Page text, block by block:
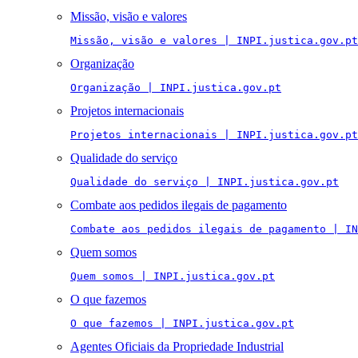
Missão, visão e valores
Missão, visão e valores | INPI.justica.gov.pt
Organização
Organização | INPI.justica.gov.pt
Projetos internacionais
Projetos internacionais | INPI.justica.gov.pt
Qualidade do serviço
Qualidade do serviço | INPI.justica.gov.pt
Combate aos pedidos ilegais de pagamento
Combate aos pedidos ilegais de pagamento |
Quem somos
Quem somos | INPI.justica.gov.pt
O que fazemos
O que fazemos | INPI.justica.gov.pt
Agentes Oficiais da Propriedade Industrial